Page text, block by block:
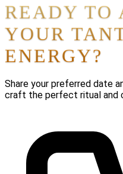
READY TO
YOUR
ENERGY?
Share your preferred date
craft the perfect ritual and